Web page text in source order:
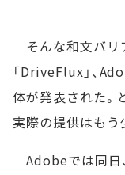
そんな和文バリ
「DriveFlux」、
体が発表された。
実際の提供はもう
Adobeでは同日